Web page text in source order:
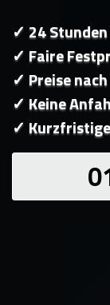
✓ 24
✓ Faire
✓ Preise
✓ Keine
✓